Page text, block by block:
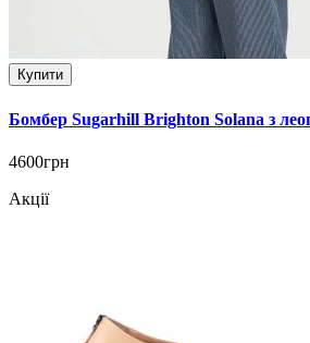
Купити
Бомбер Sugarhill Brighton Solana з
4600грн
Акції